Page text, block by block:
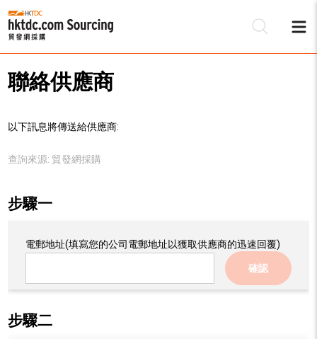
聯絡供應商
以下訊息將傳送給供應商:
查詢來源: 貿發網採購
步驟一
電郵地址(填寫您的公司電郵地址以獲取供應商的迅速回覆)
確認
步驟二